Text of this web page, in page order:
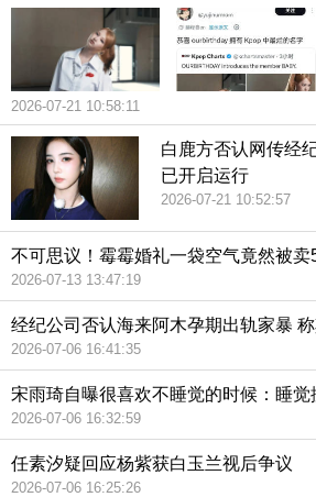
2026-07-21 10:58:11
白鹿方否认网传经
已开启运行
2026-07-21 10:52:57
不可思议！霉霉婚礼一袋空气竟然被卖
2026-07-13 13:47:19
经纪公司否认海来阿木孕期出轨家暴
2026-07-06 16:41:35
宋雨琦自曝很喜欢不睡觉的时候：睡觉
2026-07-06 16:32:59
任素汐疑回应杨紫获白玉兰视后争议
2026-07-06 16:25:26